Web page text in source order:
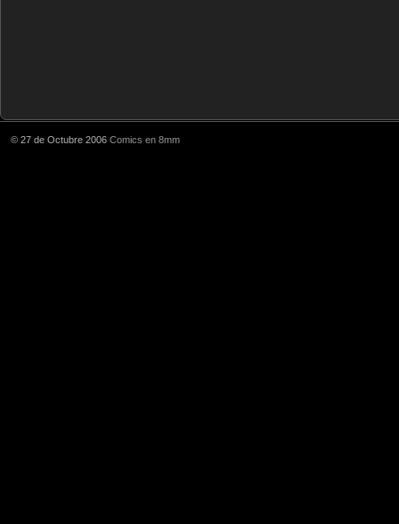
© 27 de Octubre 2006 Comics en 8mm